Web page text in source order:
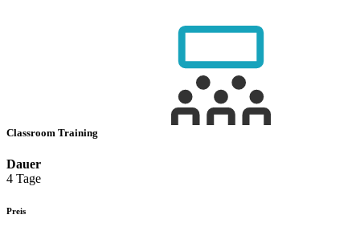
Classroom Training
Dauer
4 Tage
Preis